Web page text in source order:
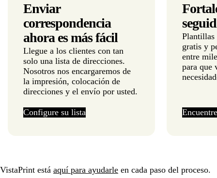
Enviar
correspondencia
ahora es más fácil
Llegue a los clientes con tan
solo una lista de direcciones.
Nosotros nos encargaremos de
la impresión, colocación de
direcciones y el envío por usted.
Configure su lista
Plantillas
gratis y
entre
para que
VistaPrint está aquí para ayudarle en cada paso del proceso.